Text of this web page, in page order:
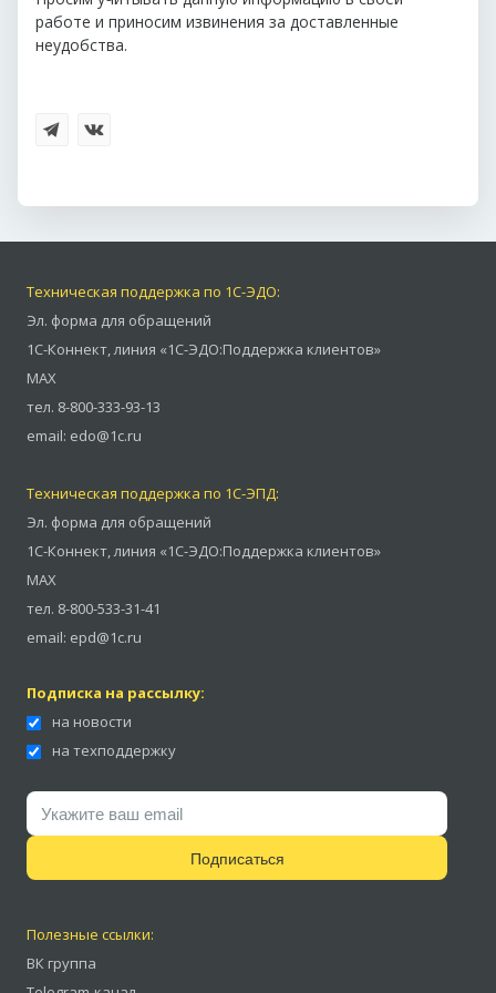
работе и приносим извинения за доставленные
неудобства.
Техническая поддержка по 1С-ЭДО:
Эл. форма для обращений
1С-Коннект,линия «1С-ЭДО:Поддержка клиентов»
MAX
тел. 8-800-333-93-13
email: edo@1c.ru
Техническая поддержка по 1С-ЭПД:
Эл. форма для обращений
1С-Коннект,линия «1С-ЭДО:Поддержка клиентов»
MAX
тел. 8-800-533-31-41
email: epd@1c.ru
Подписка на рассылку:
на новости
на техподдержку
Подписаться
Полезные ссылки:
ВК группа